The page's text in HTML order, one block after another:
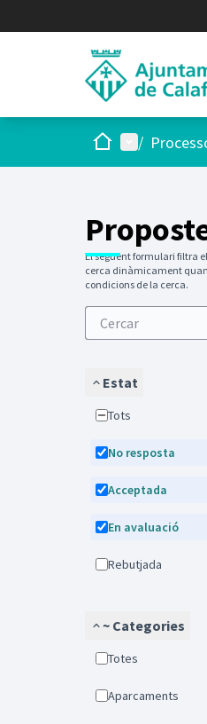
Inici Menú
/
El següent formulari filtra
cerca dinàmicament
condicions de la cerca.
Estat
Tots
No resposta
Acceptada
En avaluació
Rebutjada
~ Categories
Totes
Aparcaments